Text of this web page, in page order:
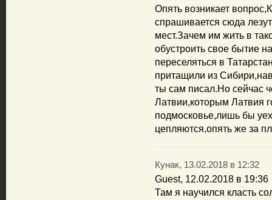
Опять возникает
спрашивается сюда
мест.Зачем им жить в
обустроить свое бытие
переселяться в
притащили из
ты сам писал.Но сейчас
Латвии,которым Латвия
подмосковье,лишь бы
цепляются,опять же за
Кунак, 13.02.2018 в 12:32
Guest, 12.02.2018 в 19:36
Там я научился класть